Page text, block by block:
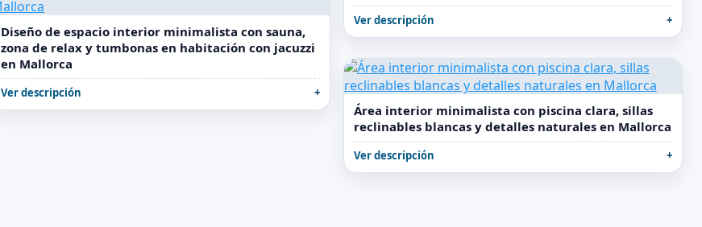
Ver descripción
Diseño de espacio interior minimalista con sauna,
zona de relax y tumbonas en habitación con jacuzzi
en Mallorca
Ver descripción
Área interior minimalista con piscina clara, sillas
reclinables blancas y detalles naturales en Mallorca
Ver descripción